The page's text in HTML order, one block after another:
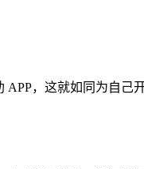
APP，这就如同为自